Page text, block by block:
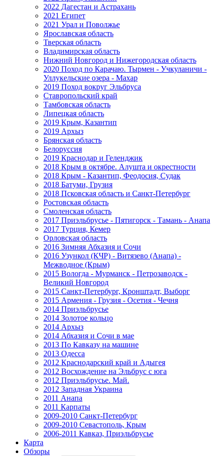
2022 Дагестан и Астрахань
2021 Египет
2021 Урал и Поволжье
Ярославская область
Тверская область
Владимирская область
Нижний Новгород и Нижегородская область
2020 Поход по Карачаю. Тырмен - Учкуланичи -
Уллукельские озера - Махар
2019 Поход вокруг Эльбруса
Ставропольский край
Тамбовская область
Липецкая область
2019 Крым, Казантип
2019 Архыз
Брянская область
Белоруссия
2019 Краснодар и Геленджик
2018 Крым в октябре. Алушта и окрестности
2018 Крым - Казантип, Феодосия, Судак
2018 Батуми, Грузия
2018 Псковская область и Санкт-Петербург
Ростовская область
Смоленская область
2017 Приэльбрусье - Пятигорск - Тамань - Анапа
2017 Турция, Кемер
Орловская область
2016 Зимняя Абхазия и Сочи
2016 Узункол (КЧР) - Витязево (Анапа) -
Межводное (Крым)
2015 Вологда - Мурманск - Петрозаводск -
Великий Новгород
2015 Санкт-Петербург, Кронштадт, Выборг
2015 Армения - Грузия - Осетия - Чечня
2014 Приэльбрусье
2014 Золотое кольцо
2014 Архыз
2014 Абхазия и Сочи в мае
2013 По Кавказу на машине
2013 Одесса
2012 Краснодарский край и Адыгея
2012 Восхождение на Эльбрус с юга
2012 Приэльбрусье. Май.
2012 Западная Украина
2011 Анапа
2011 Карпаты
2009-2010 Санкт-Петербург
2009-2010 Севастополь, Крым
2006-2011 Кавказ, Приэльбрусье
Карта
Обзоры